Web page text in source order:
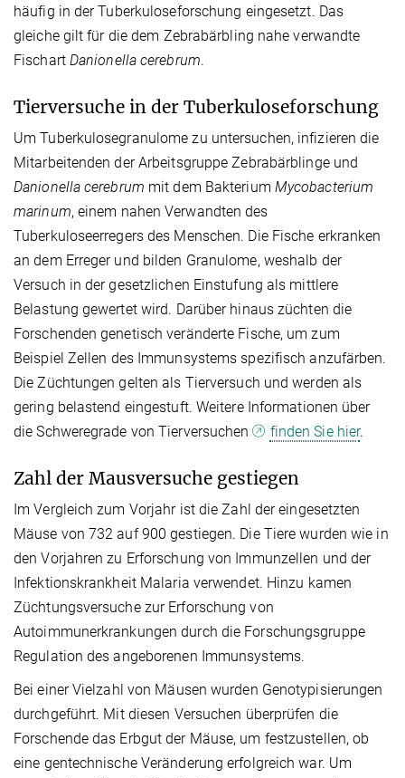
häufig in der Tuberkuloseforschung eingesetzt. Das
gleiche gilt für die dem Zebrabärbling nahe verwandte
Fischart Danionella cerebrum.
Tierversuche in der Tuberkuloseforschung
Um Tuberkulosegranulome zu untersuchen, infizieren die
Mitarbeitenden der Arbeitsgruppe Zebrabärblinge und
Danionella cerebrum mit dem Bakterium Mycobacterium
marinum, einem nahen Verwandten des
Tuberkuloseerregers des Menschen. Die Fische erkranken
an dem Erreger und bilden Granulome, weshalb der
Versuch in der gesetzlichen Einstufung als mittlere
Belastung gewertet wird. Darüber hinaus züchten die
Forschenden genetisch veränderte Fische, um zum
Beispiel Zellen des Immunsystems spezifisch anzufärben.
Die Züchtungen gelten als Tierversuch und werden als
gering belastend eingestuft. Weitere Informationen über
die Schweregrade von Tierversuchen
finden Sie hier.
Zahl der Mausversuche gestiegen
Im Vergleich zum Vorjahr ist die Zahl der eingesetzten
Mäuse von 732 auf 900 gestiegen. Die Tiere wurden wie in
den Vorjahren zu Erforschung von Immunzellen und der
Infektionskrankheit Malaria verwendet. Hinzu kamen
Züchtungsversuche zur Erforschung von
Autoimmunerkrankungen durch die Forschungsgruppe
Regulation des angeborenen Immunsystems.
Bei einer Vielzahl von Mäusen wurden Genotypisierungen
durchgeführt. Mit diesen Versuchen überprüfen die
Forschende das Erbgut der Mäuse, um festzustellen, ob
eine gentechnische Veränderung erfolgreich war. Um